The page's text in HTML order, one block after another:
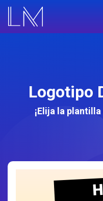
Logotipo
¡Elija la